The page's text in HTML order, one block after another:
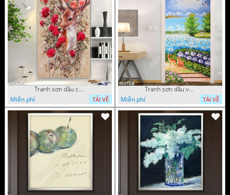
Tranh sơn dầu chú nai trong vườn hoa decor tường in uv
Miễn phí
TẢI VỀ
Tranh sơn dầu vườn hoa bên dòng sông decor tường
Miễn phí
TẢI VỀ